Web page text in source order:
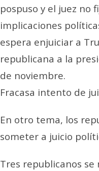
pospuso y el juez no
implicaciones
espera enjuiciar a
republicana a la
de noviembre.
Fracasa intento de
En otro tema, los
someter a juicio
Tres republicanos